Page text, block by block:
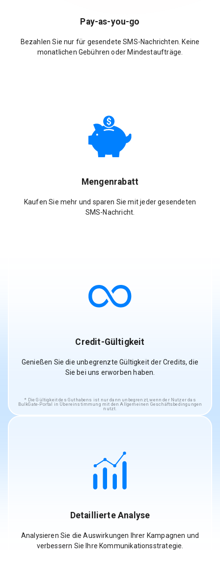
Pay-as-you-go
Bezahlen Sie nur für gesendete SMS-Nachrichten. Keine
monatlichen Gebühren oder Mindestaufträge.
Mengenrabatt
Kaufen Sie mehr und sparen Sie mit jeder gesendeten
SMS-Nachricht.
Credit-Gültigkeit
Genießen Sie die unbegrenzte Gültigkeit der Credits, die
Sie bei uns erworben haben.
Die Gültigkeit des Guthabens ist nur dann unbegrenzt, wenn der Nutzer das
BulkGate-Portal in Übereinstimmung mit den Allgemeinen Geschäftsbedingungen
nutzt.
Detaillierte Analyse
Analysieren Sie die Auswirkungen Ihrer Kampagnen und
verbessern Sie Ihre Kommunikationsstrategie.